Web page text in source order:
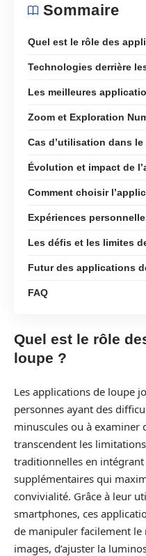
Sommaire
Quel est le rôle des
Technologies derrière
Les meilleures
Zoom et Exploration
Cas d’utilisation dans
Évolution et impact de
Comment choisir
Expériences
Les défis et les limites
Futur des applications
FAQ
Quel est le rôle
loupe ?
Les applications de loupe
personnes ayant des
minuscules ou à examiner
transcendent les
traditionnelles en
supplémentaires qui
convivialité. Grâce à leur
smartphones, ces
de manipuler facilement le
images, d’ajuster la